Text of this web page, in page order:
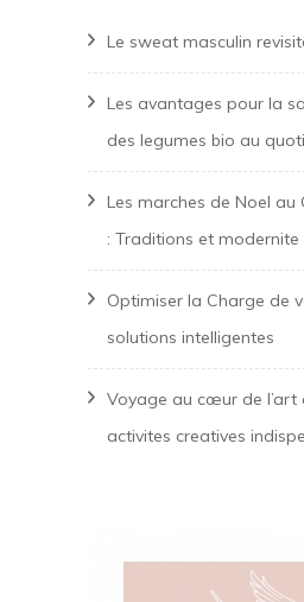
Le sweat masculin
Les avantages pour la
des legumes bio au
Les marches de Noel au
: Traditions et modernite
Optimiser la Charge de
solutions intelligentes
Voyage au cœur de l’art
activites creatives